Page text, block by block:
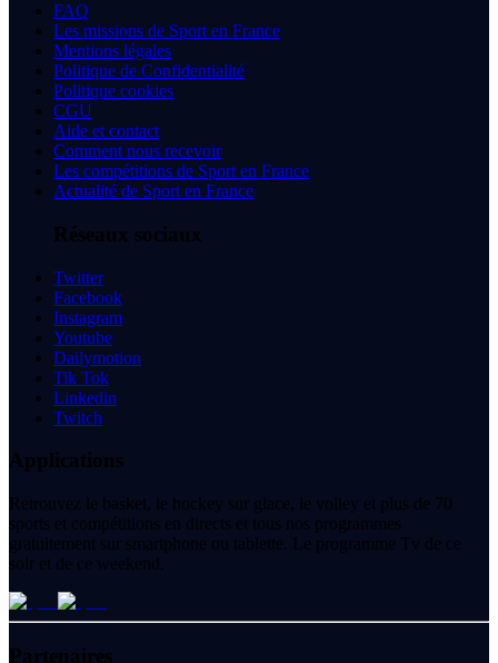
FAQ
Les missions de Sport en France
Mentions légales
Politique de Confidentialité
Politique cookies
CGU
Aide et contact
Comment nous recevoir
Les compétitions de Sport en France
Actualité de Sport en France
Réseaux sociaux
Twitter
Facebook
Instagram
Youtube
Dailymotion
Tik Tok
Linkedin
Twitch
Applications
Retrouvez le basket, le hockey sur glace, le volley et plus de 70
sports et compétitions en directs et tous nos programmes
gratuitement sur smartphone ou tablette. Le programme Tv de ce
soir et de ce weekend.
Partenaires